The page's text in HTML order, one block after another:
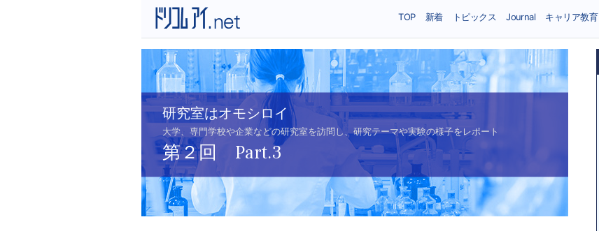
TOP 新着 トピックス Journal キャリア教育
研究室はオモシロイ
大学、専門学校や企業などの研究室を訪問し、研究テーマや実験の様子をレポート
第２回 Part.3